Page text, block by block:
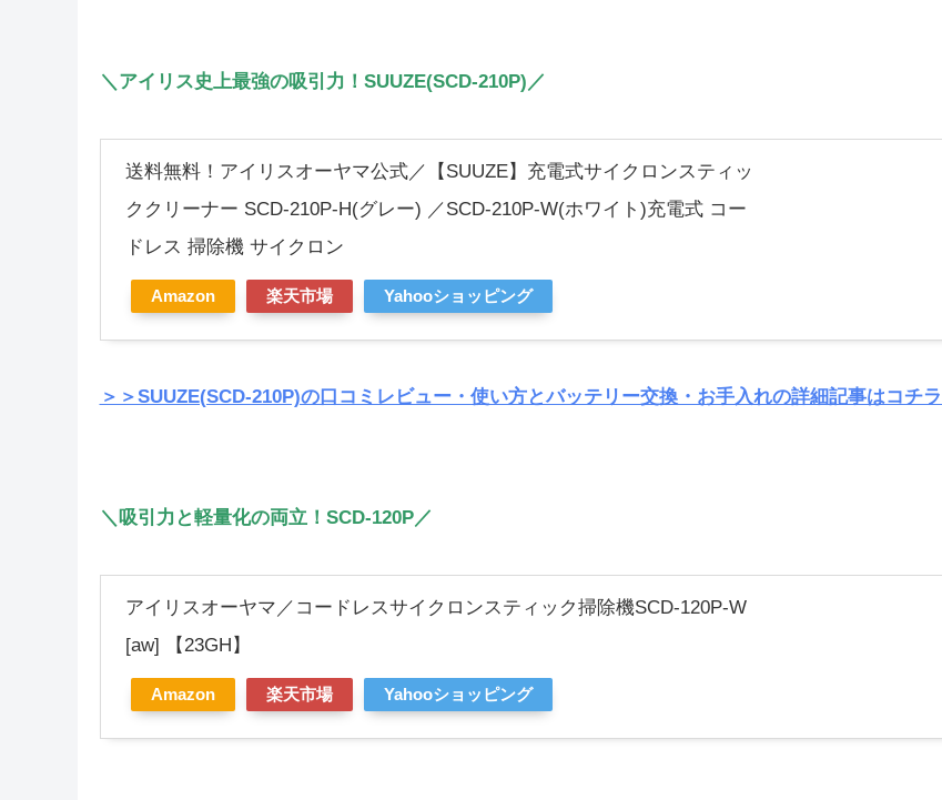
＼アイリス史上最強の吸引力！SUUZE(SCD-210P)／
送料無料！アイリスオーヤマ公式／【SUUZE】充電式サイクロンスティッ
ククリーナー SCD-210P-H(グレー) ／SCD-210P-W(ホワイト)充電式 コー
ドレス 掃除機 サイクロン
Amazon 楽天市場 Yahooショッピング
＞＞SUUZE(SCD-210P)の口コミレビュー・使い方とバッテリー交換・お手入れの詳細記事はコチ
＼吸引力と軽量化の両立！SCD-120P／
アイリスオーヤマ／コードレスサイクロンスティック掃除機SCD-120P-W
[aw] 【23GH】
Amazon 楽天市場 Yahooショッピング